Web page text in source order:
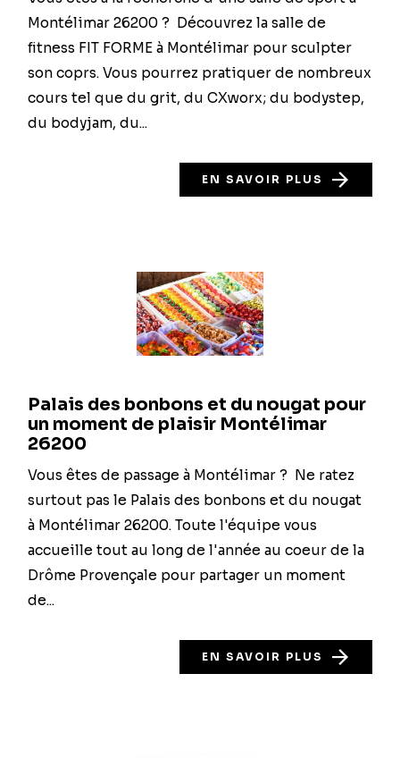
Montélimar 26200 ? Découvrez la salle de
fitness FIT FORME à Montélimar pour sculpter
son coprs. Vous pourrez pratiquer de nombreux
cours tel que du grit, du CXworx; du bodystep,
du bodyjam, du...
EN SAVOIR PLUS
Palais des bonbons et du nougat pour
un moment de plaisir Montélimar
26200
Vous êtes de passage à Montélimar ? Ne ratez
surtout pas le Palais des bonbons et du nougat
à Montélimar 26200. Toute l'équipe vous
accueille tout au long de l'année au coeur de la
Drôme Provençale pour partager un moment
de...
EN SAVOIR PLUS